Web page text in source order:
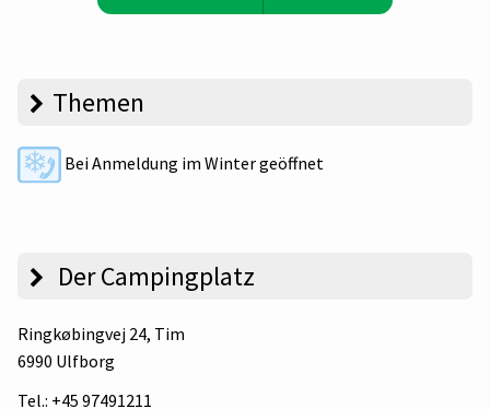
Themen
Bei Anmeldung im Winter geöffnet
Der Campingplatz
Ringkøbingvej 24, Tim
6990 Ulfborg
Tel.: +45 97491211